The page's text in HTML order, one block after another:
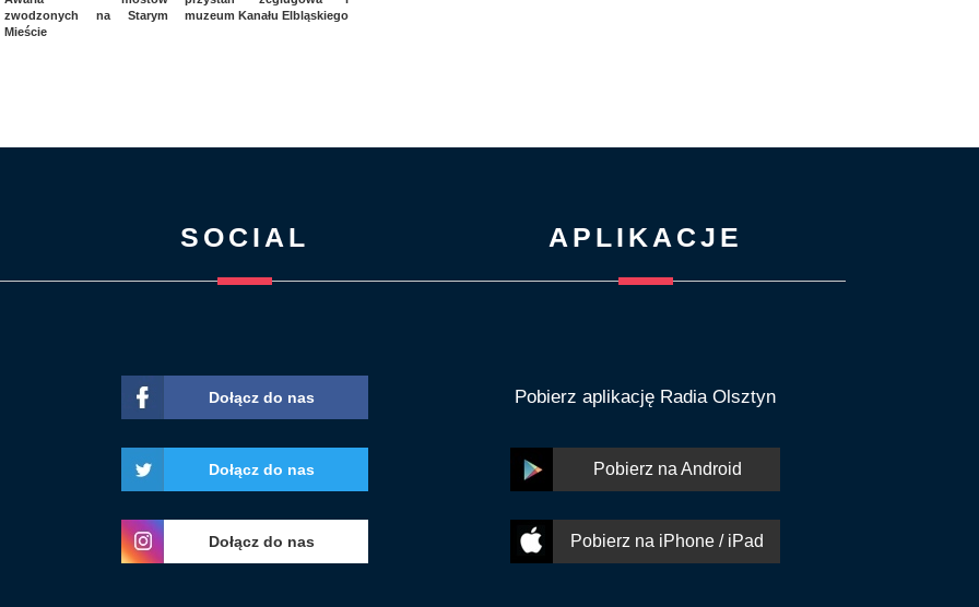
zwodzonych na Starym
Mieście
muzeum Kanału Elbląskiego
SOCIAL
Dołącz do nas
Dołącz do nas
Dołącz do nas
APLIKACJE
Pobierz aplikację Radia Olsztyn
Pobierz na Android
Pobierz na iPhone / iPad